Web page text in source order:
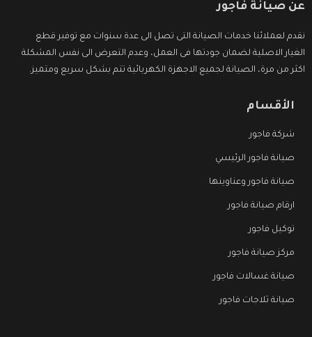
عن صيانة فاجور
نقدم لعملائنا خدمات الصيانة التى تصل الى عدة سنوات مع توفير قطع
الغيار الاصلية لضمان جودتها فى العمل، وعدم التعرض الى نفس المشكلة
اكثر من مرة، الصيانة لجميع الاجهزة الكهربائية تتم بشكل سريع ومتميز.
الأقسام
شركة فاجور
صيانة فاجور الرئيسي
صيانة فاجور وعناوينها
ارقام صيانة فاجور
توكيل فاجور
مركز صيانة فاجور
صيانة غسالات فاجور
صيانة ثلاجات فاجور